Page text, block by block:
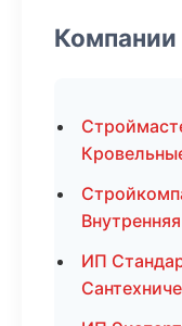
Компании
ИП